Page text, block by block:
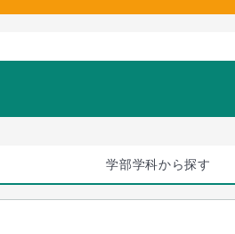
学部学科から探す